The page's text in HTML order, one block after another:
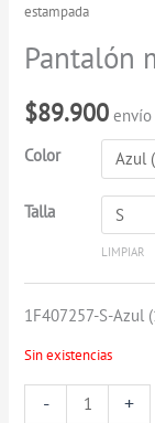
estampada
Pantalón
$89.900
Color
Talla
LIMPIAR
1F407257-S-Azul
Sin existencias
-
mujer
estampada
cantidad
+